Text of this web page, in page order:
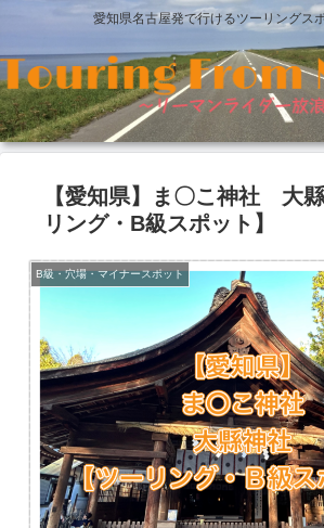
愛知県名古屋発で行けるツーリングス
【愛知県】ま〇こ神社 大
リング・B級スポット】
B級・穴場・マイナースポット